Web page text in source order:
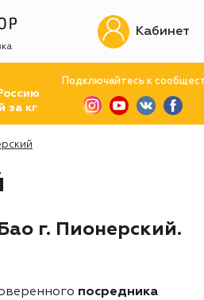
за кг
Подключайтесь к
Кабинет
г. Пионерский.
посредника